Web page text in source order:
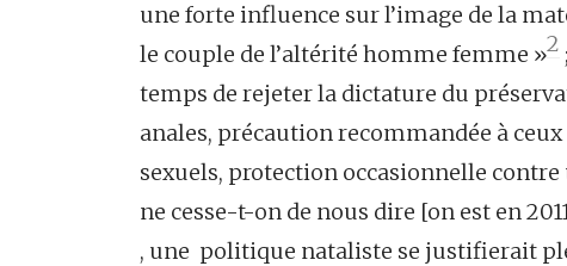
une forte influence sur l’image de la
le couple de l’altérité homme femme »2
temps de rejeter la dictature du
anales, précaution recommandée à
sexuels, protection occasionnelle contre
ne cesse-t-on de nous dire [on est en
, une politique nataliste se justifierait